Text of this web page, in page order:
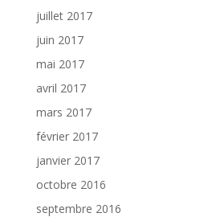
juillet 2017
juin 2017
mai 2017
avril 2017
mars 2017
février 2017
janvier 2017
octobre 2016
septembre 2016